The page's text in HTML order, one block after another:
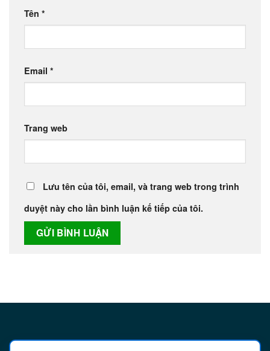
Tên *
Email *
Trang web
Lưu tên của tôi, email, và trang web trong trình
duyệt này cho lần bình luận kế tiếp của tôi.